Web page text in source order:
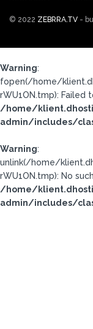
© 2022 ZEBRRA.TV -
Warning:
fopen(/home/
rWU1ON.tmp): Failed
/home/
admin/includes/
Warning:
unlink(/home/
rWU1ON.tmp): No
/home/
admin/includes/